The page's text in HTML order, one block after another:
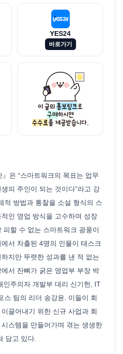
YES24
바로가기
』은 “스마트워크의 목표는 업무
의 주인이 되는 것이다”라고 강
적 방법과 통찰을 소설 형식의 스
인 영업 방식을 고수하며 성장
할 수 없는 스마트워크 광풍이
서 차출된 4명의 인물이 태스크
지만 뚜렷한 성과를 낸 적 없는
서 잔뼈가 굵은 영업부 부장 박
인주의자 개발부 대리 신기헌, IT
스 팀의 리더 송강윤. 이들이 회
끌어내기 위한 신규 사업과 회
스템을 만들어가며 겪는 생생한
담고 있다.